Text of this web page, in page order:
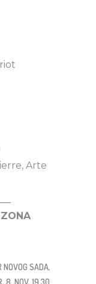
Arte
NOVOG SADA,
8. NOV, 19.30